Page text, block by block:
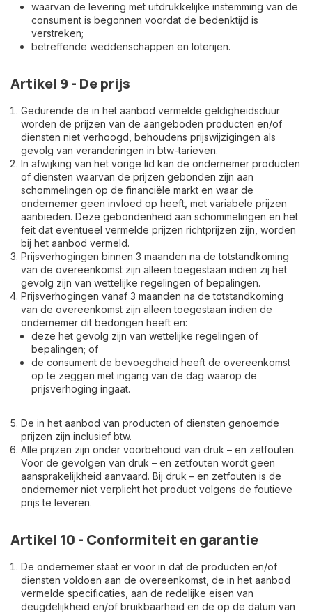
waarvan de levering met uitdrukkelijke instemming van de
consument is begonnen voordat de bedenktijd is
verstreken;
betreffende weddenschappen en loterijen.
Artikel 9 - De prijs
Gedurende de in het aanbod vermelde geldigheidsduur
worden de prijzen van de aangeboden producten en/of
diensten niet verhoogd, behoudens prijswijzigingen als
gevolg van veranderingen in btw-tarieven.
In afwijking van het vorige lid kan de ondernemer producten
of diensten waarvan de prijzen gebonden zijn aan
schommelingen op de financiële markt en waar de
ondernemer geen invloed op heeft, met variabele prijzen
aanbieden. Deze gebondenheid aan schommelingen en het
feit dat eventueel vermelde prijzen richtprijzen zijn, worden
bij het aanbod vermeld.
Prijsverhogingen binnen 3 maanden na de totstandkoming
van de overeenkomst zijn alleen toegestaan indien zij het
gevolg zijn van wettelijke regelingen of bepalingen.
Prijsverhogingen vanaf 3 maanden na de totstandkoming
van de overeenkomst zijn alleen toegestaan indien de
ondernemer dit bedongen heeft en:
deze het gevolg zijn van wettelijke regelingen of
bepalingen; of
de consument de bevoegdheid heeft de overeenkomst
op te zeggen met ingang van de dag waarop de
prijsverhoging ingaat.
De in het aanbod van producten of diensten genoemde
prijzen zijn inclusief btw.
Alle prijzen zijn onder voorbehoud van druk – en zetfouten.
Voor de gevolgen van druk – en zetfouten wordt geen
aansprakelijkheid aanvaard. Bij druk – en zetfouten is de
ondernemer niet verplicht het product volgens de foutieve
prijs te leveren.
Artikel 10 - Conformiteit en garantie
De ondernemer staat er voor in dat de producten en/of
diensten voldoen aan de overeenkomst, de in het aanbod
vermelde specificaties, aan de redelijke eisen van
deugdelijkheid en/of bruikbaarheid en de op de datum van